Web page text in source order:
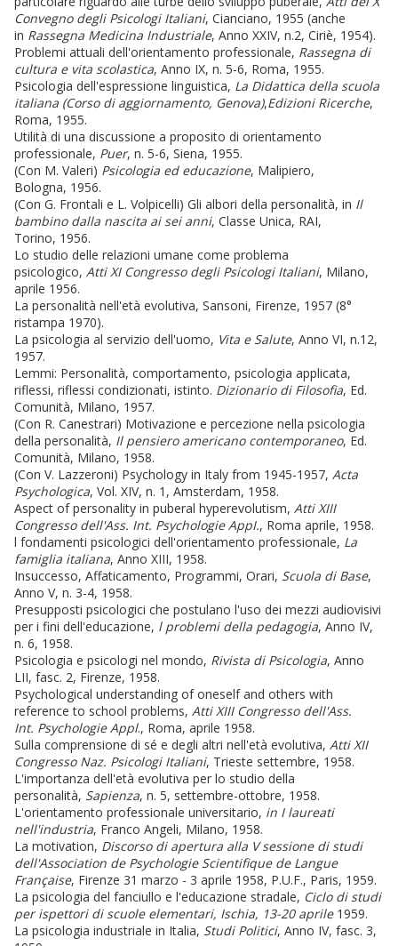
Convegno degli Psicologi Italiani, Cianciano, 1955 (anche
in Rassegna Medicina Industriale, Anno XXIV, n.2, Ciriè, 1954).
Problemi attuali dell'orientamento professionale, Rassegna di
cultura e vita scolastica, Anno IX, n. 5-6, Roma, 1955.
Psicologia dell'espressione linguistica, La Didattica della scuola
italiana (Corso di aggiornamento, Genova),Edizioni Ricerche,
Roma, 1955.
Utilità di una discussione a proposito di orientamento
professionale, Puer, n. 5-6, Siena, 1955.
(Con M. Valeri) Psicologia ed educazione, Malipiero,
Bologna, 1956.
(Con G. Frontali e L. Volpicelli) Gli albori della personalità, in Il
bambino dalla nascita ai sei anni, Classe Unica, RAI,
Torino, 1956.
Lo studio delle relazioni umane come problema
psicologico, Atti XI Congresso degli Psicologi Italiani, Milano,
aprile 1956.
La personalità nell'età evolutiva, Sansoni, Firenze, 1957 (8°
ristampa 1970).
La psicologia al servizio dell'uomo, Vita e Salute, Anno VI, n.12,
1957.
Lemmi: Personalità, comportamento, psicologia applicata,
riflessi, riflessi condizionati, istinto. Dizionario di Filosofia, Ed.
Comunità, Milano, 1957.
(Con R. Canestrari) Motivazione e percezione nella psicologia
della personalità, Il pensiero americano contemporaneo, Ed.
Comunità, Milano, 1958.
(Con V. Lazzeroni) Psychology in Italy from 1945-1957, Acta
Psychologica, Vol. XIV, n. 1, Amsterdam, 1958.
Aspect of personality in puberal hyperevolutism, Atti XIII
Congresso dell'Ass. Int. Psychologie AppI., Roma aprile, 1958.
l fondamenti psicologici dell'orientamento professionale, La
famiglia italiana, Anno XIII, 1958.
Insuccesso, Affaticamento, Programmi, Orari, Scuola di Base,
Anno V, n. 3-4, 1958.
Presupposti psicologici che postulano l'uso dei mezzi audiovisivi
per i fini dell'educazione, l problemi della pedagogia, Anno IV,
n. 6, 1958.
Psicologia e psicologi nel mondo, Rivista di Psicologia, Anno
LII, fasc. 2, Firenze, 1958.
Psychological understanding of oneself and others with
reference to school problems, Atti XIII Congresso dell'Ass.
Int. Psychologie Appl., Roma, aprile 1958.
Sulla comprensione di sé e degli altri nell'età evolutiva, Atti XII
Congresso Naz. Psicologi Italiani, Trieste settembre, 1958.
L'importanza dell'età evolutiva per lo studio della
personalità, Sapienza, n. 5, settembre-ottobre, 1958.
L'orientamento professionale universitario, in I laureati
nell'industria, Franco Angeli, Milano, 1958.
La motivation, Discorso di apertura alla V sessione di studi
dell'Association de Psychologie Scientifique de Langue
Française, Firenze 31 marzo - 3 aprile 1958, P.U.F., Paris, 1959.
La psicologia del fanciullo e l'educazione stradale, Ciclo di studi
per ispettori di scuole elementari, Ischia, 13-20 aprile 1959.
La psicologia industriale in Italia, Studi Politici, Anno IV, fasc. 3,